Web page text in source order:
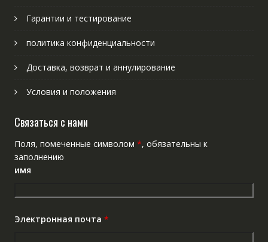
Гарантии и тестирование
политика конфиденциальности
Доставка, возврат и аннулирование
Условия и положения
Связаться с нами
Поля, помеченные символом *, обязательны к
заполнению
имя
Электронная почта *